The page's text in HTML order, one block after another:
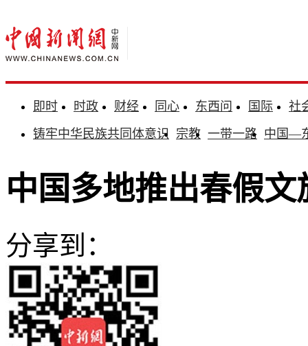
即时 时政 财经 同心 东西问 国际
社
铸牢中华民族共同体意识 宗教 一带一路 中国—
中国多地推出春假文
分享到：